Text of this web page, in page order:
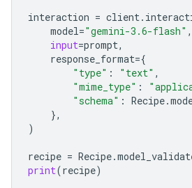
interaction = client.
model="gemini-3.6-flash" ,
input=prompt,
response_format={
"type" : "text" ,
"mime_type" :
"schema" : Recipe.
},
)
recipe = Recipe.
print(recipe)